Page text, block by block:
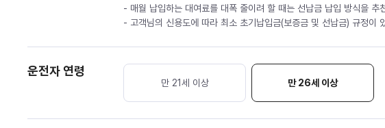
- 매월 납입하는 대여료를 대폭 줄이려 할 때는 선납금 납입 방식을
- 고객님의 신용도에 따라 최소 초기납입금(보증금 및 선납금) 규정이
운전자 연령
만 21세 이상 만 26세 이상